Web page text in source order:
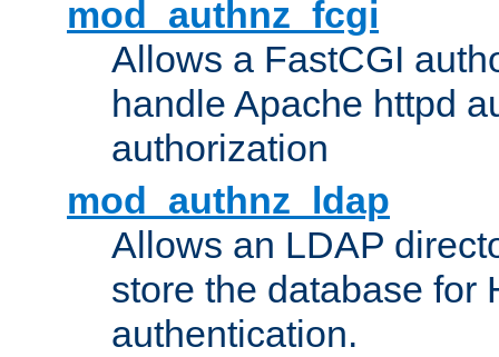
mod_authnz_fcgi
Allows a FastCGI
handle Apache httpd
authorization
mod_authnz_ldap
Allows an LDAP
store the database for
authentication.